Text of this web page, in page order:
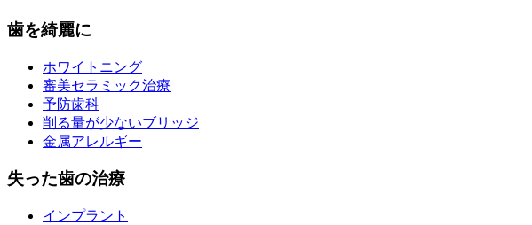
歯を綺麗に
ホワイトニング
審美セラミック治療
予防歯科
削る量が少ないブリッジ
金属アレルギー
失った歯の治療
インプラント